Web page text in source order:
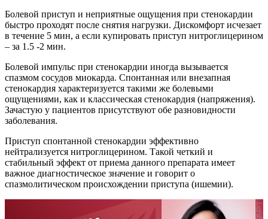
Болевой приступ и неприятные ощущения при стенокардии
быстро проходят после снятия нагрузки. Дискомфорт исчезает
в течение 5 мин, а если купировать приступ нитроглицерином
– за 1.5 -2 мин.
Болевой импульс при стенокардии иногда вызывается
спазмом сосудов миокарда. Спонтанная или внезапная
стенокардия характеризуется такими же болевыми
ощущениями, как и классическая стенокардия (напряжения).
Зачастую у пациентов присутствуют обе разновидности
заболевания.
Приступ спонтанной стенокардии эффективно
нейтрализуется нитроглицерином. Такой четкий и
стабильный эффект от приема данного препарата имеет
важное диагностическое значение и говорит о
спазмолитическом происхождении приступа (ишемии).